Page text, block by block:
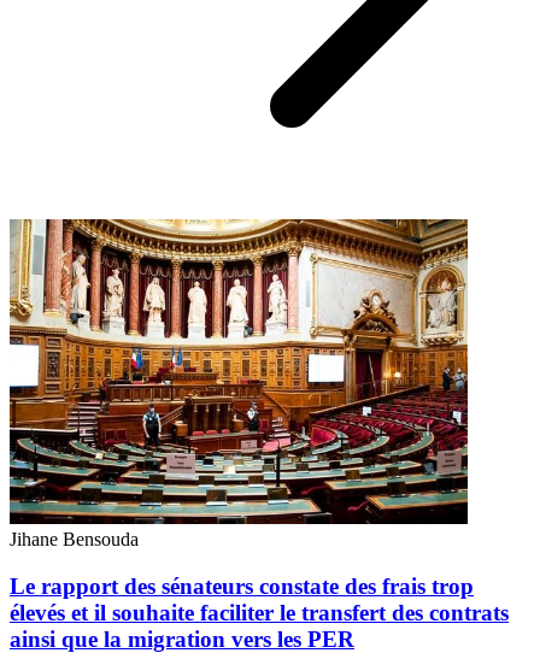
Jihane Bensouda
Le rapport des sénateurs constate des frais trop
élevés et il souhaite faciliter le transfert des contrats
ainsi que la migration vers les PER